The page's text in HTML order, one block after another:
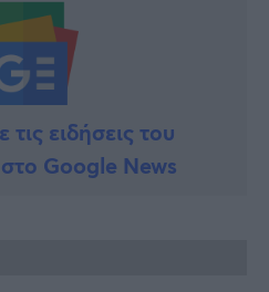
ειδήσεις του
Google News